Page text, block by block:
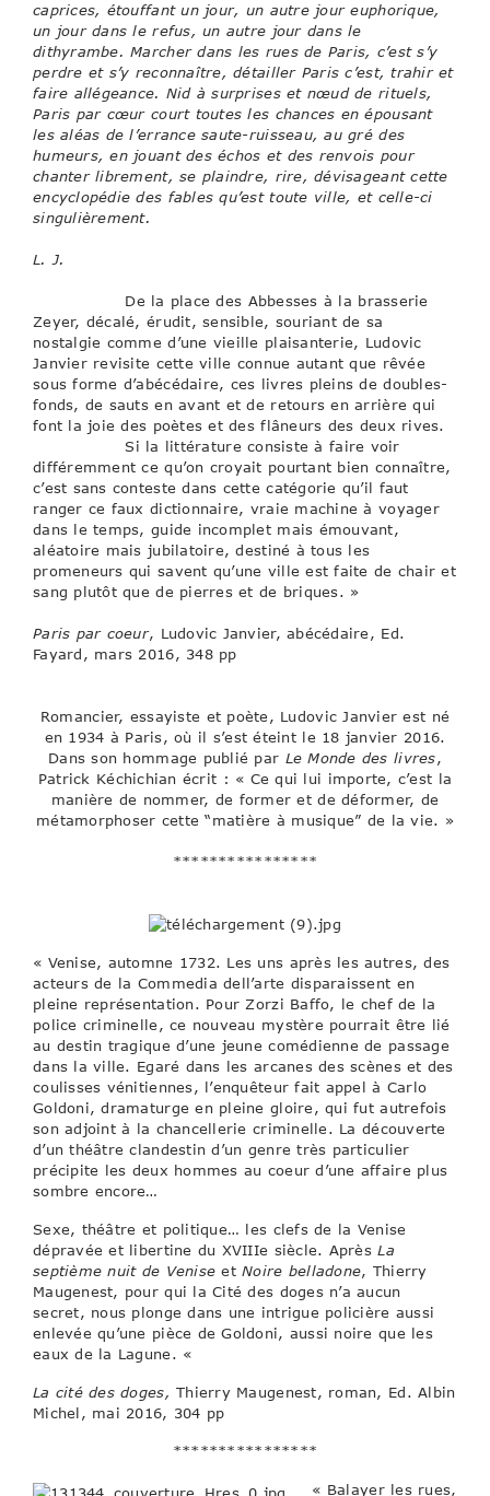
caprices, étouffant un jour, un autre jour euphorique,
un jour dans le refus, un autre jour dans le
dithyrambe. Marcher dans les rues de Paris, c’est s’y
perdre et s’y reconnaître, détailler Paris c’est, trahir et
faire allégeance. Nid à surprises et nœud de rituels,
Paris par cœur court toutes les chances en épousant
les aléas de l’errance saute-ruisseau, au gré des
humeurs, en jouant des échos et des renvois pour
chanter librement, se plaindre, rire, dévisageant cette
encyclopédie des fables qu’est toute ville, et celle-ci
singulièrement.
L. J.
De la place des Abbesses à la brasserie
Zeyer, décalé, érudit, sensible, souriant de sa
nostalgie comme d’une vieille plaisanterie, Ludovic
Janvier revisite cette ville connue autant que rêvée
sous forme d’abécédaire, ces livres pleins de doubles-
fonds, de sauts en avant et de retours en arrière qui
font la joie des poètes et des flâneurs des deux rives.
Si la littérature consiste à faire voir
différemment ce qu’on croyait pourtant bien connaître,
c’est sans conteste dans cette catégorie qu’il faut
ranger ce faux dictionnaire, vraie machine à voyager
dans le temps, guide incomplet mais émouvant,
aléatoire mais jubilatoire, destiné à tous les
promeneurs qui savent qu’une ville est faite de chair et
sang plutôt que de pierres et de briques. »
Paris par coeur, Ludovic Janvier, abécédaire, Ed.
Fayard, mars 2016, 348 pp
Romancier, essayiste et poète, Ludovic Janvier est né
en 1934 à Paris, où il s’est éteint le 18 janvier 2016.
Dans son hommage publié par Le Monde des livres,
Patrick Kéchichian écrit : « Ce qui lui importe, c’est la
manière de nommer, de former et de déformer, de
métamorphoser cette “matière à musique” de la vie. »
****************
« Venise, automne 1732. Les uns après les autres, des
acteurs de la Commedia dell’arte disparaissent en
pleine représentation. Pour Zorzi Baffo, le chef de la
police criminelle, ce nouveau mystère pourrait être lié
au destin tragique d’une jeune comédienne de passage
dans la ville. Egaré dans les arcanes des scènes et des
coulisses vénitiennes, l’enquêteur fait appel à Carlo
Goldoni, dramaturge en pleine gloire, qui fut autrefois
son adjoint à la chancellerie criminelle. La découverte
d’un théâtre clandestin d’un genre très particulier
précipite les deux hommes au coeur d’une affaire plus
sombre encore…
Sexe, théâtre et politique… les clefs de la Venise
dépravée et libertine du XVIIIe siècle. AprèsLa
septième nuit de Venise etNoire belladone, Thierry
Maugenest, pour qui la Cité des doges n’a aucun
secret, nous plonge dans une intrigue policière aussi
enlevée qu’une pièce de Goldoni, aussi noire que les
eaux de la Lagune. «
La cité des doges, Thierry Maugenest, roman, Ed. Albin
Michel, mai 2016, 304 pp
****************
« Balayer les rues,